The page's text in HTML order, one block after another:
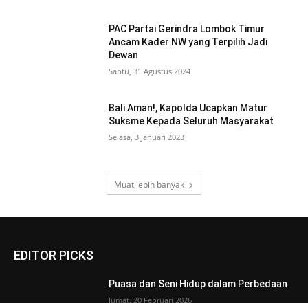
PAC Partai Gerindra Lombok Timur
Ancam Kader NW yang Terpilih Jadi
Dewan
Sabtu, 31 Agustus 2024
Bali Aman!, Kapolda Ucapkan Matur
Suksme Kepada Seluruh Masyarakat
Selasa, 3 Januari 2023
Muat lebih banyak
EDITOR PICKS
Puasa dan Seni Hidup dalam Perbedaan
Jumat, 20 Februari 2026